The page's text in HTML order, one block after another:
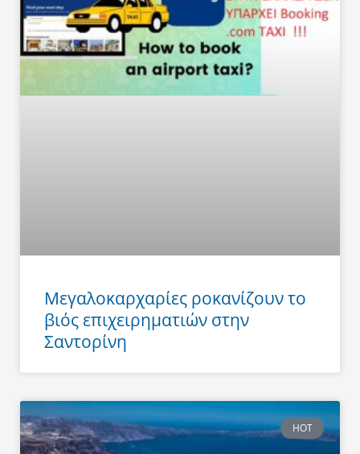
Μεγαλοκαρχαρίες ροκανίζουν το
βιός επιχειρηματιών στην
Σαντορίνη
HOT